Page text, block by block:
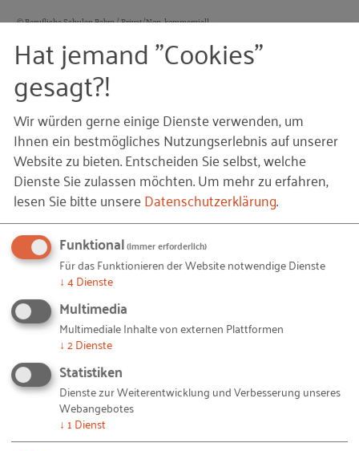
Bildquellen und Copyright-Hinweise
© Berufliche Schulen Bebra / Privat/Non-kommerziell –
Ihnen gefällt dieser Beitrag? Teilen Sie ihn mit anderen:
Bleiben Sie auf dem Laufenden!
Mit unseren RKW Alerts bleiben Sie immer auf dem
Laufenden. Wir informieren Sie automatisch und
kostenlos, sobald es etwas Neues zum Projekt
Gründungswoche Deutschland" auf unserer
Website gibt. Alles, was Sie dafür brauchen, ist eine
E-Mail-Adresse und 10 Sekunden Zeit.
IHRE E-MAIL-ADRESSE
Ich akzeptiere dieNutzungsbedingungen.
Hat jemand "Cookies"
gesagt?!
Wir würden gerne einige Dienste verwenden, um
Ihnen ein bestmögliches Nutzungserlebnis auf unserer
Website zu bieten. Entscheiden Sie selbst, welche
Dienste Sie zulassen möchten.Um mehr zu erfahren,
lesen Sie bitte unsereDatenschutzerklärung.
Funktional(immer erforderlich)
Für das Funktionieren der Website notwendige Dienste
↓ 4Dienste
Multimedia
Multimediale Inhalte von externen Plattformen
↓ 2Dienste
Statistiken
Dienste zur Weiterentwicklung und Verbesserung unseres
Webangebotes
↓ 1 Dienst